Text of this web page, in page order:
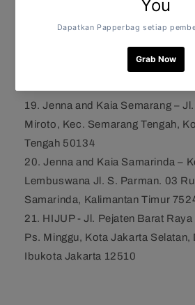
Jenna and Kaia Medan–Jalan
Johor City Blok F21. Medan-Johor
Jenna and Kaia Depok–Jl.
Jenna and Kaia Semarang –
Miroto, Kec. Semarang Tengah,
Tengah 50134
Jenna and Kaia Samarinda–
Lembuswana Jl. S. Parman. 03
Samarinda, Kalimantan Timur
HIJUP - Jl. Pejaten Barat
Ps. Minggu, Kota Jakarta Selatan,
Ibukota Jakarta 12510